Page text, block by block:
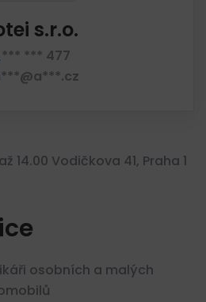
s.r.o.
*** *** 477
14.00 Vodičkova 41, Praha 1
osobních a malých